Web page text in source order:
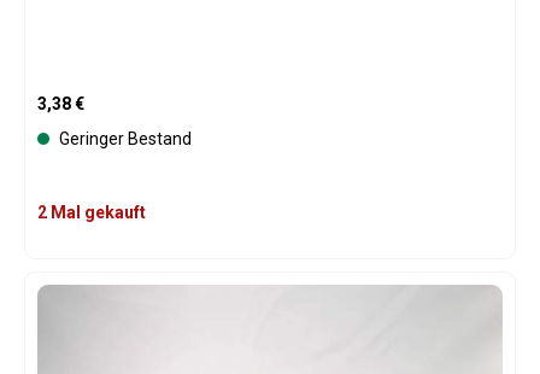
Regulärer Preis:
3,38 €
Geringer Bestand
2 Mal gekauft